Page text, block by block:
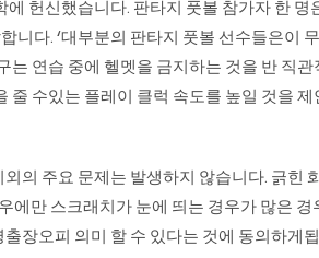
헌신했습니다. 판타지 풋볼 참가자 한
니다. ‘대부분의 판타지 풋볼 선수들은이
연습 중에 헬멧을 금지하는 것을 반 직
줄 수있는 플레이 클럭 속도를 높일 것을
의 주요 문제는 발생하지 않습니다. 긁힌
에만 스크래치가 눈에 띄는 경우가 많은
장오피 의미 할 수 있다는 것에 동의하게